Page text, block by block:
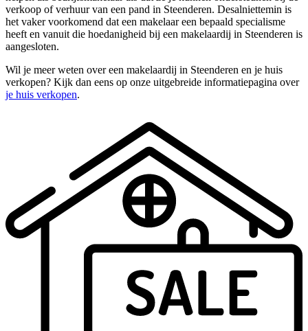
verkoop of verhuur van een pand in Steenderen. Desalniettemin is
het vaker voorkomend dat een makelaar een bepaald specialisme
heeft en vanuit die hoedanigheid bij een makelaardij in Steenderen is
aangesloten.
Wil je meer weten over een makelaardij in Steenderen en je huis
verkopen? Kijk dan eens op onze uitgebreide informatiepagina over
je huis verkopen.